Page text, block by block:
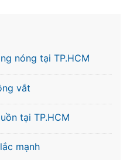
nóng tại TP.HCM
vắt
tại TP.HCM
mạnh